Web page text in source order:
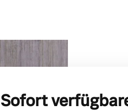
Sofort